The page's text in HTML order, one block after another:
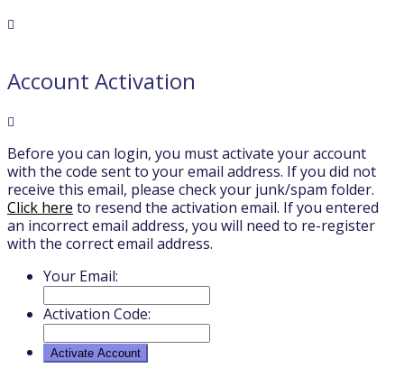
Account Activation
Before you can login, you must activate your account
with the code sent to your email address. If you did not
receive this email, please check your junk/spam folder.
Click here to resend the activation email. If you entered
an incorrect email address, you will need to re-register
with the correct email address.
Your Email:
Activation Code: